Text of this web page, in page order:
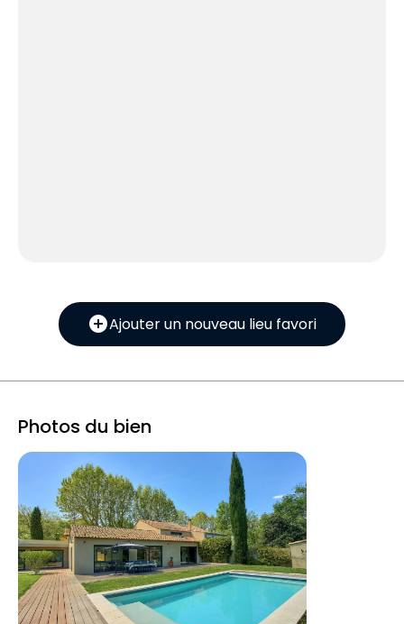
add_circleAjouter un nouveau lieu favori
Photos du bien